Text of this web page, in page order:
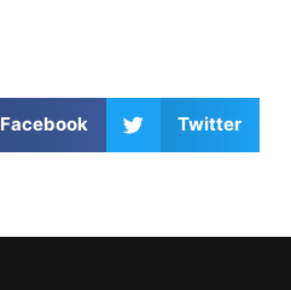
Facebook Twitter